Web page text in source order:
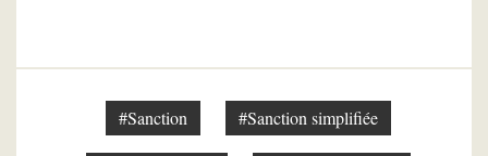
#Sanction #Sanction simplifiée